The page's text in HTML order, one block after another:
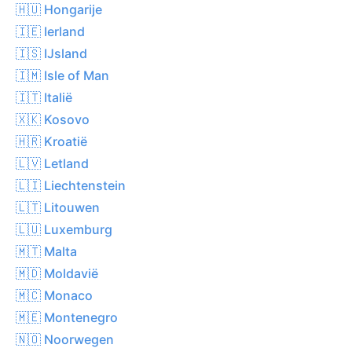
🇭🇺 Hongarije
🇮🇪 Ierland
🇮🇸 IJsland
🇮🇲 Isle of Man
🇮🇹 Italië
🇽🇰 Kosovo
🇭🇷 Kroatië
🇱🇻 Letland
🇱🇮 Liechtenstein
🇱🇹 Litouwen
🇱🇺 Luxemburg
🇲🇹 Malta
🇲🇩 Moldavië
🇲🇨 Monaco
🇲🇪 Montenegro
🇳🇴 Noorwegen